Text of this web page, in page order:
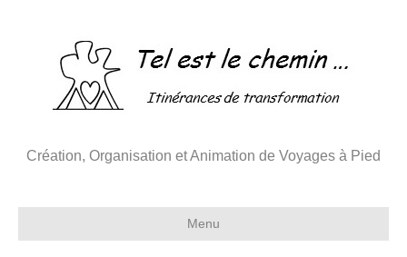
Création, Organisation et Animation de Voyages à Pied
Menu